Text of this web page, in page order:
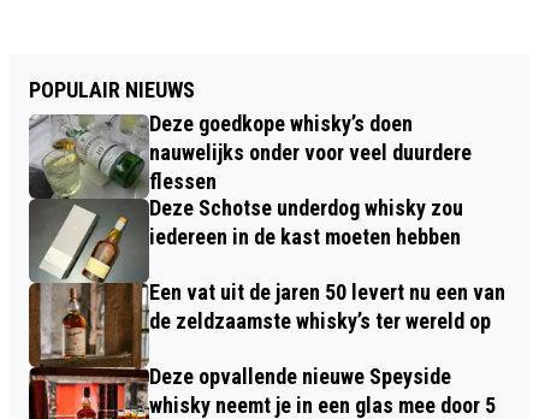
POPULAIR NIEUWS
Deze goedkope whisky’s doen
nauwelijks onder voor veel duurdere
flessen
Deze Schotse underdog whisky zou
iedereen in de kast moeten hebben
Een vat uit de jaren 50 levert nu een van
de zeldzaamste whisky’s ter wereld op
Deze opvallende nieuwe Speyside
whisky neemt je in een glas mee door 5